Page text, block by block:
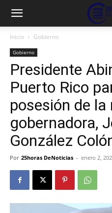
Inicio Gobierno
Gobierno
Presidente
Puerto Rico
posesión de la
gobernadora,
González
Por 25horas DeNoticias - enero 2,